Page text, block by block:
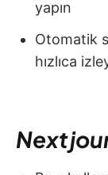
yapın
Otomatik
hızlıca